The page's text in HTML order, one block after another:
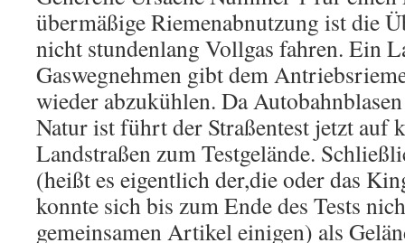
übermäßige Riemenabnutzung ist die
nicht stundenlang Vollgas fahren. Ein
Gaswegnehmen gibt dem
wieder abzukühlen. Da
Natur ist führt der Straßentest jetzt auf
Landstraßen zum Testgelände.
(heißt es eigentlich der,die oder das
konnte sich bis zum Ende des Tests
gemeinsamen Artikel einigen) als